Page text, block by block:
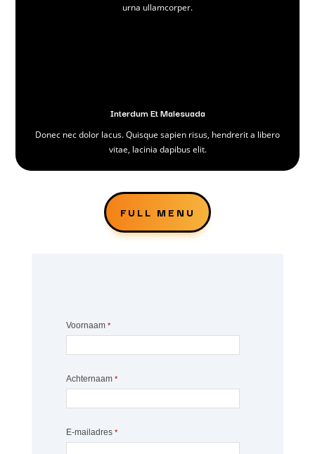
urna ullamcorper.
Interdum Et Malesuada
Donec nec dolor lacus. Quisque sapien risus, hendrerit a libero
vitae, lacinia dapibus elit.
FULL MENU
Voornaam *
Achternaam *
E-mailadres *